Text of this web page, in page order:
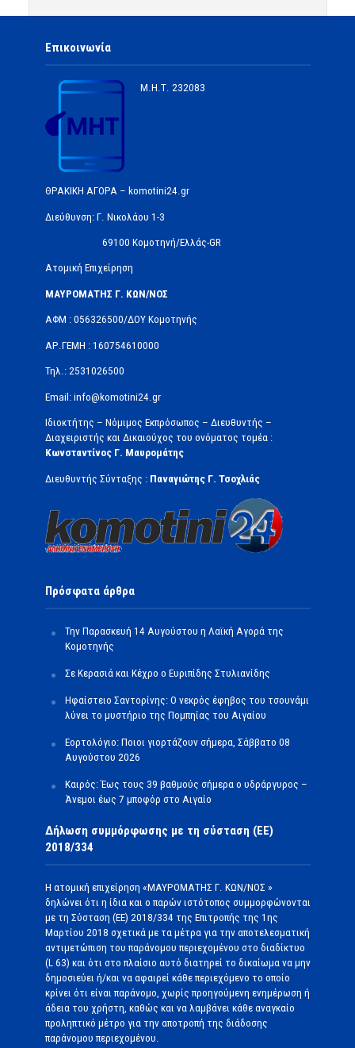
Επικοινωνία
Μ.Η.Τ. 232083
ΘΡΑΚΙΚΗ ΑΓΟΡΑ – komotini24.gr
Διεύθυνση: Γ. Νικολάου 1-3
69100 Κομοτηνή/Ελλάς-GR
Ατομική Επιχείρηση
ΜΑΥΡΟΜΑΤΗΣ Γ. ΚΩΝ/ΝΟΣ
ΑΦΜ : 056326500/ΔOΥ Κομοτηνής
ΑΡ.ΓΕΜΗ : 160754610000
Τηλ.: 2531026500
Email: info@komotini24.gr
Ιδιοκτήτης – Νόμιμος Εκπρόσωπος – Διευθυντής –
Διαχειριστής και Δικαιούχος του ονόματος τομέα :
Κωνσταντίνος Γ. Μαυρομάτης
Διευθυντής Σύνταξης : Παναγιώτης Γ. Τσοχλιάς
Πρόσφατα άρθρα
Την Παρασκευή 14 Αυγούστου η Λαϊκή Αγορά της
Κομοτηνής
Σε Κερασιά και Κέχρο ο Ευριπίδης Στυλιανίδης
Ηφαίστειο Σαντορίνης: Ο νεκρός έφηβος του τσουνάμι
λύνει το μυστήριο της Πομπηίας του Αιγαίου
Εορτολόγιο: Ποιοι γιορτάζουν σήμερα, Σάββατο 08
Αυγούστου 2026
Καιρός: Έως τους 39 βαθμούς σήμερα ο υδράργυρος –
Άνεμοι έως 7 μποφόρ στο Αιγαίο
Δήλωση συμμόρφωσης με τη σύσταση (ΕΕ)
2018/334
Η ατομική επιχείρηση «ΜΑΥΡΟΜΑΤΗΣ Γ. ΚΩΝ/ΝΟΣ »
δηλώνει ότι η ίδια και ο παρών ιστότοπος συμμορφώνονται
με τη Σύσταση (ΕΕ) 2018/334 της Επιτροπής της 1ης
Μαρτίου 2018 σχετικά με τα μέτρα για την αποτελεσματική
αντιμετώπιση του παράνομου περιεχομένου στο διαδίκτυο
(L 63) και ότι στο πλαίσιο αυτό διατηρεί το δικαίωμα να μην
δημοσιεύει ή/και να αφαιρεί κάθε περιεχόμενο το οποίο
κρίνει ότι είναι παράνομο, χωρίς προηγούμενη ενημέρωση ή
άδεια του χρήστη, καθώς και να λαμβάνει κάθε αναγκαίο
προληπτικό μέτρο για την αποτροπή της διάδοσης
παράνομου περιεχομένου.